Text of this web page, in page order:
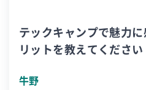
テックキャンプで魅力に
リットを教えてください
牛野